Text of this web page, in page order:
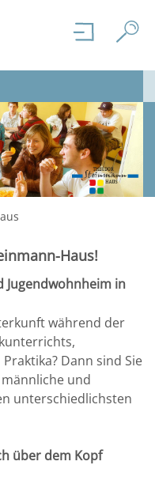
Haus!
Jugendwohnheim in
während der
Dann sind Sie
und
unterschiedlichsten
über dem Kopf